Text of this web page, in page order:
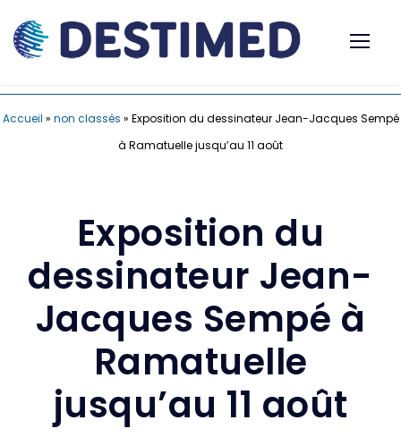
Accueil » non classés » Exposition du dessinateur Jean-Jacques Sempé
à Ramatuelle jusqu’au 11 août
Exposition du
dessinateur Jean-
Jacques Sempé à
Ramatuelle
jusqu’au 11 août